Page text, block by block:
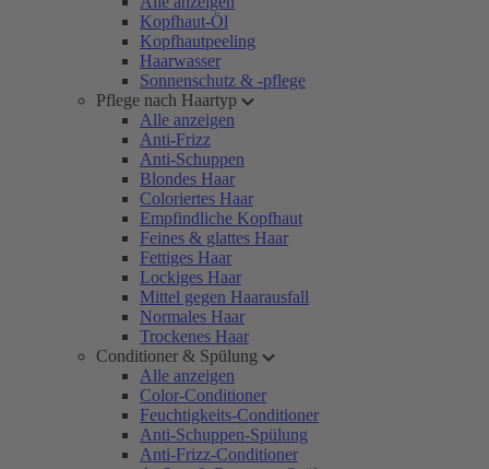
Kopfhaut-Öl
Kopfhautpeeling
Haarwasser
Sonnenschutz & -pflege
Pflege nach Haartyp
Alle anzeigen
Anti-Frizz
Anti-Schuppen
Blondes Haar
Coloriertes Haar
Empfindliche Kopfhaut
Feines & glattes Haar
Fettiges Haar
Lockiges Haar
Mittel gegen Haarausfall
Normales Haar
Trockenes Haar
Conditioner & Spülung
Alle anzeigen
Color-Conditioner
Feuchtigkeits-Conditioner
Anti-Schuppen-Spülung
Anti-Frizz-Conditioner